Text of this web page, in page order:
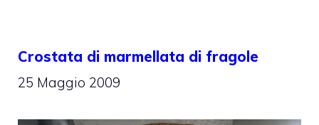
Crostata di marmellata di fragole
25 Maggio 2009